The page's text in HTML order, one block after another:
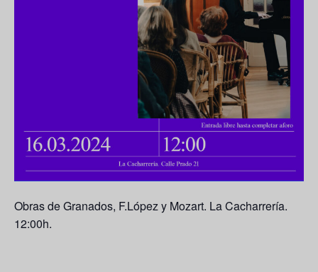
Obras de Granados, F.López y Mozart. La Cacharrería.
12:00h.